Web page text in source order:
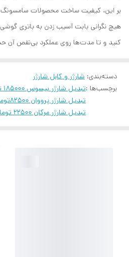
بر این، کیفیت ساخت محصولات سامسونگ
هیچ نگرانی بابت آسیب زدن به باتری گوشی
کنید و تا مدت‌ها روی عملکرد بی‌نقص آن
دسته‌بندی: شارژر و کابل شارژر
برچسب‌ها :تبدیل شارژر بیسوس 185000 تومان
تبدیل شارژر پرووان 82500تومان
تبدیل شارژر مرکان 22500 تومان